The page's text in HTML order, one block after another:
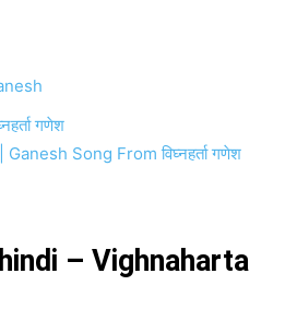
गणेश
Song From विघ्नहर्ता गणेश
– Vighnaharta